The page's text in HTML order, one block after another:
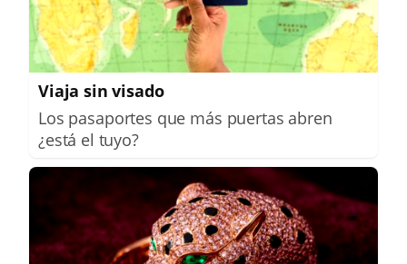
Viaja sin visado
Los pasaportes que más puertas abren
¿está el tuyo?